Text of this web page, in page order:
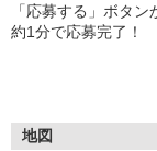
「応募する」ボタ
約1分で応募完了！
地図